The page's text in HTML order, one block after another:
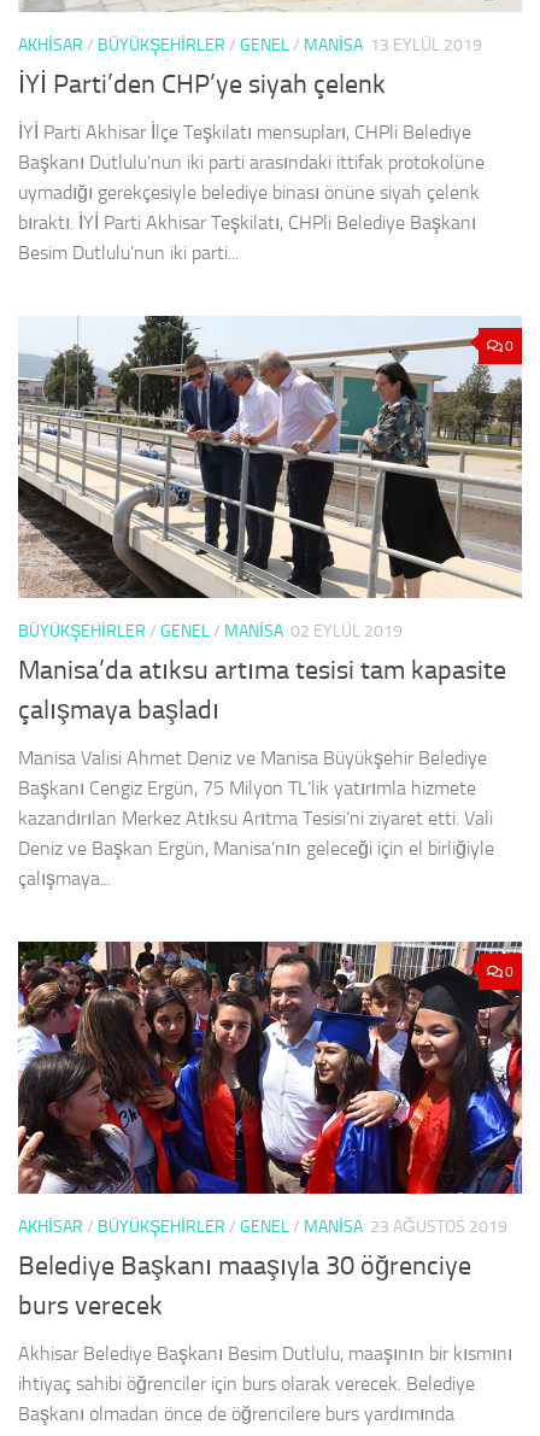
AKHISAR / BÜYÜKŞEHİRLER / GENEL/ MANISA 13 EYLÜL 2019
İYİ Parti’den CHP’ye siyah çelenk
İYİ Parti Akhisar İlçe Teşkilatı mensupları, CHPli Belediye
Başkanı Dutlulu’nun iki parti arasındaki ittifak protokolüne
uymadığı gerekçesiyle belediye binası önüne siyah çelenk
bıraktı. İYİ Parti Akhisar Teşkilatı, CHPli Belediye Başkanı
Besim Dutlulu’nun iki parti...
0
BÜYÜKŞEHİRLER / GENEL/ MANISA 02 EYLÜL 2019
Manisa’da atıksu artıma tesisi tam kapasite
çalışmaya başladı
Manisa Valisi Ahmet Deniz ve Manisa Büyükşehir Belediye
Başkanı Cengiz Ergün, 75 Milyon TL’lik yatırımla hizmete
kazandırılan Merkez Atıksu Arıtma Tesisi’ni ziyaret etti. Vali
Deniz ve Başkan Ergün, Manisa’nın geleceği için el birliğiyle
çalışmaya...
0
AKHISAR / BÜYÜKŞEHİRLER / GENEL/ MANISA 23 AĞUSTOS 2019
Belediye Başkanı maaşıyla 30 öğrenciye
burs verecek
Akhisar Belediye Başkanı Besim Dutlulu, maaşının bir kısmını
ihtiyaç sahibi öğrenciler için burs olarak verecek. Belediye
Başkanı olmadan önce de öğrencilere burs yardımında